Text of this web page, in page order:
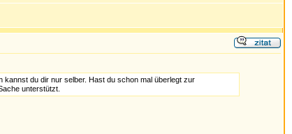
du dir nur selber. Hast du schon mal überlegt zur
unterstützt.